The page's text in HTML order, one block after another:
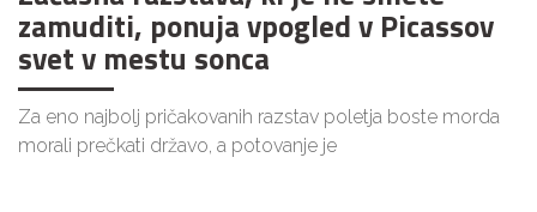
zamuditi, ponuja vpogled v Picassov
svet v mestu sonca
Za eno najbolj pričakovanih razstav poletja boste morda
morali prečkati državo, a potovanje je